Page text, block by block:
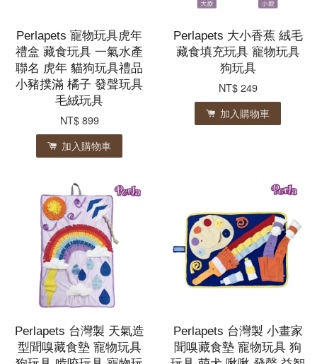
Perlapets 寵物玩具虎年
禮盒 藏食玩具 一氣水產
聯名 虎年 貓狗玩具禮品
小豬撲滿 橘子 發聲玩具
毛絨玩具
NT$ 899
加入購物車
Perlapets 大小香蕉 絨毛
藏食填充玩具 寵物玩具
狗玩具
NT$ 249
加入購物車
Perlapets 台灣製 天氣造
型聞嗅藏食墊 寵物玩具
Perlapets 台灣製 小畫家
聞嗅藏食墊 寵物玩具 狗